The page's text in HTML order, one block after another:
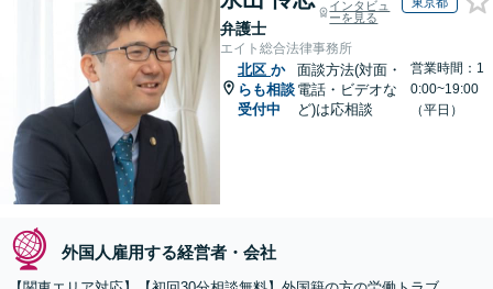
弁護士
インタビュ
ーを見る
エイト総合法律事務所
北区 か
らも相談
受付中
面談方法(対面・
電話・ビデオな
ど)は応相談
営業時間：1
0:00~19:00
（平日）
外国人雇用する経営者・会社